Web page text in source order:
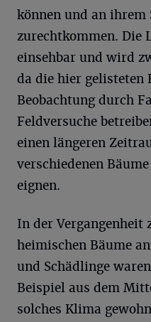
können und an
zurechtkommen.
einsehbar und wird
da die hier gelisteten
Beobachtung durch
Feldversuche
einen längeren
verschiedenen
eignen.
In der Vergangenheit
heimischen Bäume
und Schädlinge
Beispiel aus dem
solches Klima